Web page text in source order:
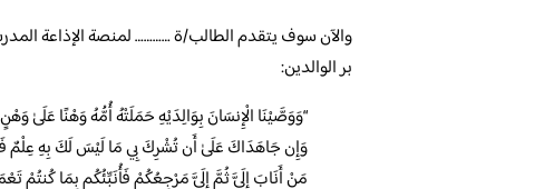
والآن سوف يتقدم الطالب/ة ………… لمنصة الإذاعة
بر الوالدين:
“وَوَصَّيْنَا الْإِنسَانَ بِوَالِدَيْهِ حَمَلَتْهُ أُمُّهُ وَهْنًا عَلَىٰ
وَإِن جَاهَدَاكَ عَلَىٰ أَن تُشْرِكَ بِي مَا لَيْسَ لَكَ بِهِ عِلْمٌ
مَنْ أَنَابَ إِلَيَّ ثُمَّ إِلَيَّ مَرْجِعُكُمْ فَأُنَبِّئُكُم بِمَا كُنتُمْ